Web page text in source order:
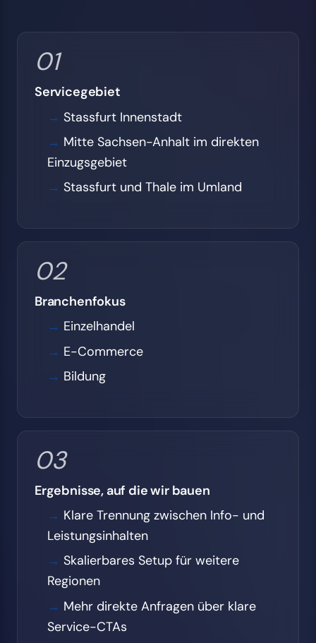
01
Servicegebiet
Stassfurt Innenstadt
Mitte Sachsen-Anhalt im direkten
Einzugsgebiet
Stassfurt und Thale im Umland
02
Branchenfokus
Einzelhandel
E-Commerce
Bildung
03
Ergebnisse, auf die wir bauen
Klare Trennung zwischen Info- und
Leistungsinhalten
Skalierbares Setup für weitere
Regionen
Mehr direkte Anfragen über klare
Service-CTAs